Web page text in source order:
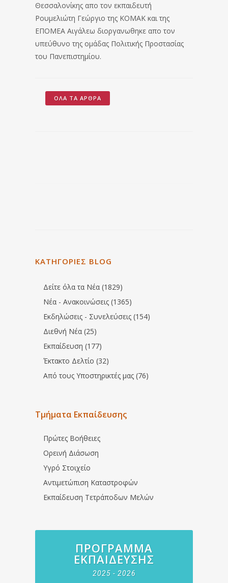
Θεσσαλονίκης απο τον εκπαιδευτή
Ρουμελιώτη Γεώργιο της ΚΟΜΑΚ και της
ΕΠΟΜΕΑ Αιγάλεω διοργανωθηκε απο τον
υπεύθυνο της ομάδας Πολιτικής Προστασίας
του Πανεπιστημίου.
ΌΛΑ ΤΑ ΆΡΘΡΑ
ΚΑΤΗΓΟΡΙΕΣ BLOG
Δείτε όλα τα Νέα (1829)
Νέα - Ανακοινώσεις (1365)
Εκδηλώσεις - Συνελεύσεις (154)
Διεθνή Νέα (25)
Εκπαίδευση (177)
Έκτακτο Δελτίο (32)
Από τους Υποστηρικτές μας (76)
Τμήματα Εκπαίδευσης
Πρώτες Βοήθειες
Ορεινή Διάσωση
Υγρό Στοιχείο
Αντιμετώπιση Καταστροφών
Εκπαίδευση Τετράποδων Μελών
ΠΡΌΓΡΑΜΜΑ
ΕΚΠΑΊΔΕΥΣΗΣ
2025 - 2026